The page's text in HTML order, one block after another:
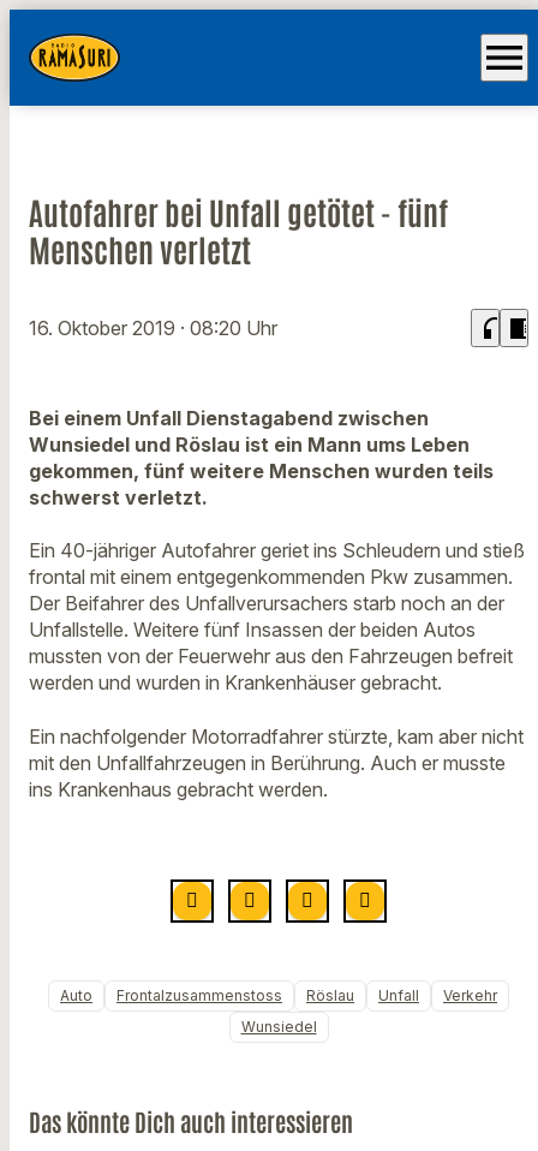
menu
Autofahrer bei Unfall getötet - fünf
Menschen verletzt
16. Oktober 2019 · 08:20 Uhr headphones chrome_reader_mode
Bei einem Unfall Dienstagabend zwischen
Wunsiedel und Röslau ist ein Mann ums Leben
gekommen, fünf weitere Menschen wurden teils
schwerst verletzt.
Ein 40-jähriger Autofahrer geriet ins Schleudern und stieß
frontal mit einem entgegenkommenden Pkw zusammen.
Der Beifahrer des Unfallverursachers starb noch an der
Unfallstelle. Weitere fünf Insassen der beiden Autos
mussten von der Feuerwehr aus den Fahrzeugen befreit
werden und wurden in Krankenhäuser gebracht.
Ein nachfolgender Motorradfahrer stürzte, kam aber nicht
mit den Unfallfahrzeugen in Berührung. Auch er musste
ins Krankenhaus gebracht werden.
Auto Frontalzusammenstoss Röslau Unfall
Verkehr
Wunsiedel
Das könnte Dich auch interessieren